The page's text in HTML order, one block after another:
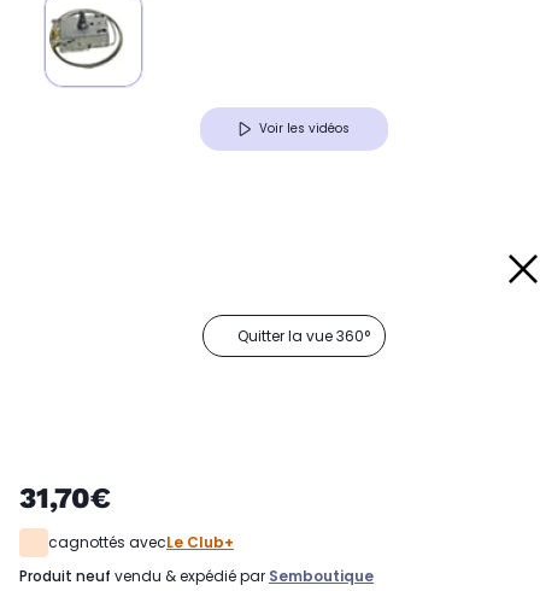
Voir les vidéos
Quitter la vue 360°
31,70€
cagnottés avecLe Club+
produit neuf vendu & expédié par Semboutique